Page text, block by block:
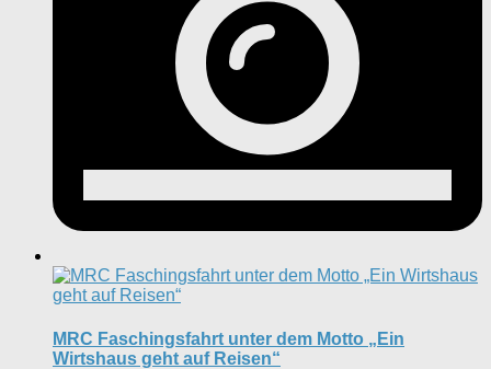
MRC Faschingsfahrt unter dem Motto „Ein
Wirtshaus geht auf Reisen“